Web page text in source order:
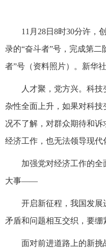
11月28日8时30分许，
录的“奋斗者”号，完成第
者”号（资料照片）。新华
人才聚，党方兴。科
杂性全面上升，如果对科
况不了解，对群众期待和
经济工作，也无法领导现代
加强党对经济工作的
大事——
开启新征程，我国发展
矛盾和问题相互交织，要绷
面对前进道路上的新挑